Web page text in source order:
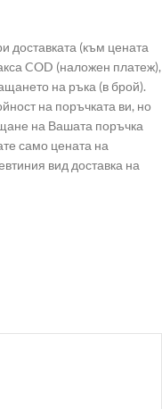
доставката (към цената
COD (наложен платеж),
на ръка (в брой).
на поръчката ви, но
на Вашата поръчка
само цената на
вид доставка на